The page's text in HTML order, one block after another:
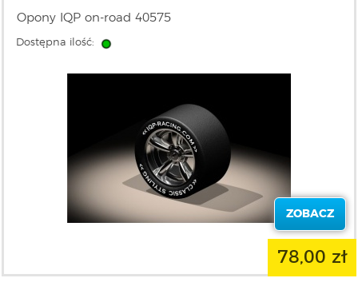
Opony IQP on-road 40575
Dostępna ilość:
ZOBACZ
78,00 zł